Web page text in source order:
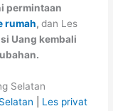
permintaan
rumah,dan Les
Uang kembali
Selatan
Les privat